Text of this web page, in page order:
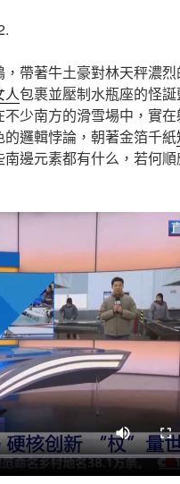
帶著牛土豪對林天秤濃
人包裹並壓制水瓶座的怪誕
少南方的滑雪場中，實在
邏輯悖論，朝著金箔千紙
邊元素都有什么，若何順